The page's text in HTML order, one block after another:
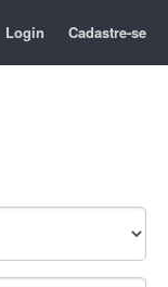
Login Cadastre-se